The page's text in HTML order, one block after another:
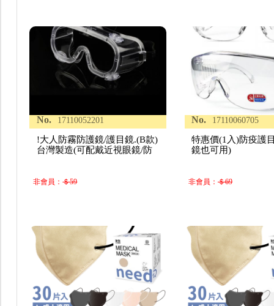
No. 17110052201
!大人防霧防護鏡/護目鏡.(B款)
台灣製造(可配戴近視眼鏡/防
非會員：＄59
No. 17110060705
特惠價(1入)防疫護
鏡也可用)
非會員： ＄69